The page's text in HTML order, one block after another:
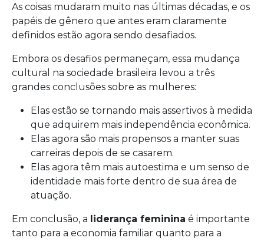
As coisas mudaram muito nas últimas décadas, e os
papéis de gênero que antes eram claramente
definidos estão agora sendo desafiados.
Embora os desafios permaneçam, essa mudança
cultural na sociedade brasileira levou a três
grandes conclusões sobre as mulheres:
Elas estão se tornando mais assertivos à medida
que adquirem mais independência econômica.
Elas agora são mais propensos a manter suas
carreiras depois de se casarem.
Elas agora têm mais autoestima e um senso de
identidade mais forte dentro de sua área de
atuação.
Em conclusão, a liderança feminina é importante
tanto para a economia familiar quanto para a